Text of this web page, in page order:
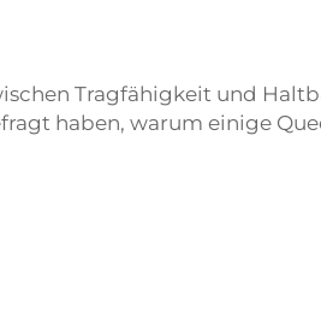
Tragfähigkeit und
haben, warum einige
während
– und ich habe…